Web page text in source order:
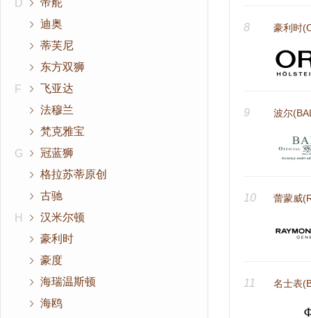
D
帝舵
迪奥
蒂芙尼
东方双狮
F
飞亚达
法穆兰
梵克雅宝
G
冠蓝狮
格拉苏蒂原创
古驰
H
汉米尔顿
豪利时
豪度
海瑞温斯顿
海鸥
8 豪利时
9 波尔
10 蕾蒙威
11 名士表